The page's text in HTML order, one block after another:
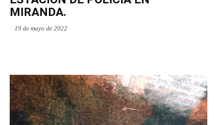
MIRANDA.
19 de mayo de 2022